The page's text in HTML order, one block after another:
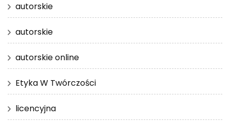
autorskie
autorskie
autorskie online
Etyka W Twórczości
licencyjna